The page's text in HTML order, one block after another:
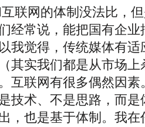
联网的体制没法比，
经常说， 能把国有企业
我觉得，传统媒体有
其实我们都是从市场上
互联网有很多偶然因素
技术、不是思路，而
，也是基于体制。我在